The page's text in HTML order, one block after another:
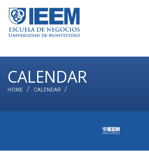
CALENDAR
HOME CALENDAR